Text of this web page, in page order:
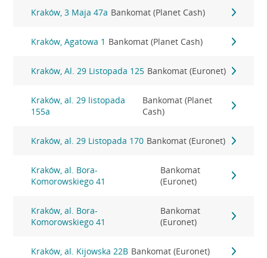
Kraków, 3 Maja 47a Bankomat (Planet Cash)
Kraków, Agatowa 1 Bankomat (Planet Cash)
Kraków, Al. 29 Listopada 125 Bankomat (Euronet)
Kraków, al. 29 listopada
155a
Bankomat (Planet
Cash)
Kraków, al. 29 Listopada 170 Bankomat (Euronet)
Kraków, al. Bora-
Komorowskiego 41
Bankomat
(Euronet)
Kraków, al. Bora-
Komorowskiego 41
Bankomat
(Euronet)
Kraków, al. Kijowska 22B Bankomat (Euronet)